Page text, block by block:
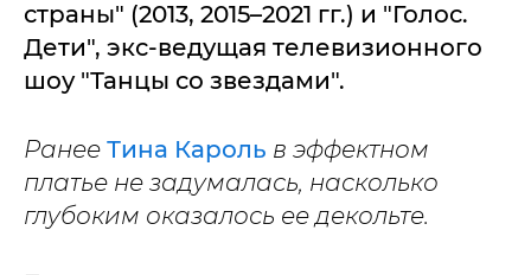
страны" (2013, 2015–2021 гг.) и "Голос.
Дети", экс-ведущая телевизионного
шоу "Танцы со звездами".
Ранее Тина Кароль в эффектном
платье не задумалась, насколько
глубоким оказалось ее декольте.